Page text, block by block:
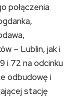
połączenia
– Lublin, jak i
i 72 na odcinku
odbudowę i
stację